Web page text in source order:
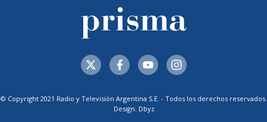
© Copyright 2021 Radio y Televisión Argentina S.E. - Todos los derechos reservados.
Design: Dbyz